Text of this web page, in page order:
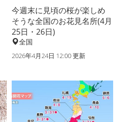
今週末に見頃の桜が楽しめ
そうな全国のお花見名所(4月
25日・26日)
全国
2026年4月24日 12:00 更新